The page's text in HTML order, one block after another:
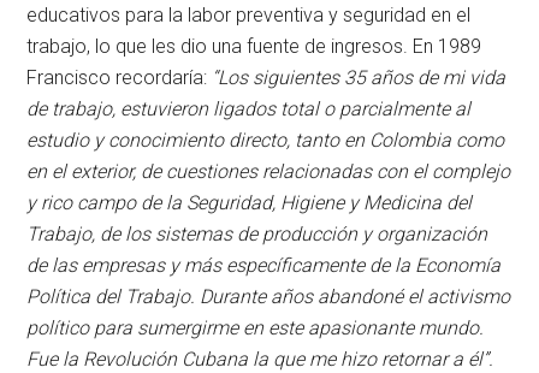
educativos para la labor preventiva y seguridad en el
trabajo, lo que les dio una fuente de ingresos. En 1989
Francisco recordaría: “Los siguientes 35 años de mi vida
de trabajo, estuvieron ligados total o parcialmente al
estudio y conocimiento directo, tanto en Colombia como
en el exterior, de cuestiones relacionadas con el complejo
y rico campo de la Seguridad, Higiene y Medicina del
Trabajo, de los sistemas de producción y organización
de las empresas y más específicamente de la Economía
Política del Trabajo. Durante años abandoné el activismo
político para sumergirme en este apasionante mundo.
Fue la Revolución Cubana la que me hizo retornar a él”.